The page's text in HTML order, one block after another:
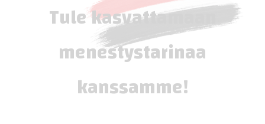
Tule kasvattamaan
menestystarinaa
kanssamme!